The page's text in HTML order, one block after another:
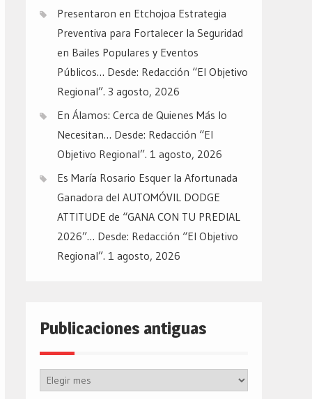
Presentaron en Etchojoa Estrategia
Preventiva para Fortalecer la Seguridad
en Bailes Populares y Eventos
Públicos… Desde: Redacción “El Objetivo
Regional”. 3 agosto, 2026
En Álamos: Cerca de Quienes Más lo
Necesitan… Desde: Redacción “El
Objetivo Regional”. 1 agosto, 2026
Es María Rosario Esquer la Afortunada
Ganadora del AUTOMÓVIL DODGE
ATTITUDE de “GANA CON TU PREDIAL
2026”… Desde: Redacción “El Objetivo
Regional”. 1 agosto, 2026
Publicaciones antiguas
Publicaciones